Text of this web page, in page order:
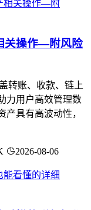
关操作—附风险
转账、收款、链上
力用户高效管理数
产具有高波动性，
2026-08-06